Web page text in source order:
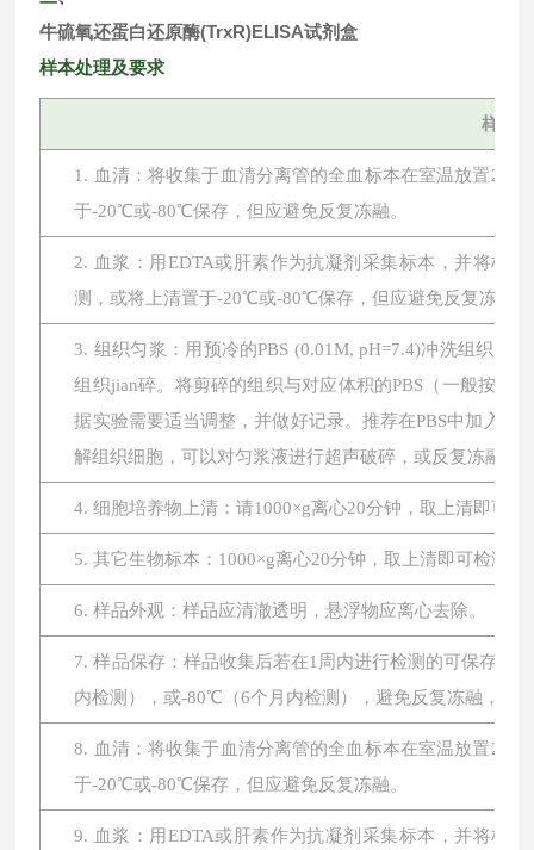
牛硫氧还蛋白还原酶(TrxR)ELISA试剂盒
样本处理及要求
样本
1. 血清：将收集于血清分离管的全血标本在室温放置2
于-20℃或-80℃保存，但应避免反复冻融。
2. 血浆：用EDTA或肝素作为抗凝剂采集标本，并将标
测，或将上清置于-20℃或-80℃保存，但应避免反复冻融。
3. 组织匀浆：用预冷的PBS (0.01M, pH=7.4)冲洗组织，
组织jian碎。将剪碎的组织与对应体积的PBS（一般按
据实验需要适当调整，并做好记录。推荐在PBS中加入
解组织细胞，可以对匀浆液进行超声破碎，或反复冻融。
4. 细胞培养物上清：请1000×g离心20分钟，取上清即可
5. 其它生物标本：1000×g离心20分钟，取上清即可检测。
6. 样品外观：样品应清澈透明，悬浮物应离心去除。
7. 样品保存：样品收集后若在1周内进行检测的可保存
内检测），或-80℃（6个月内检测），避免反复冻融，标
8. 血清：将收集于血清分离管的全血标本在室温放置2小
于-20℃或-80℃保存，但应避免反复冻融。
9. 血浆：用EDTA或肝素作为抗凝剂采集标本，并将标